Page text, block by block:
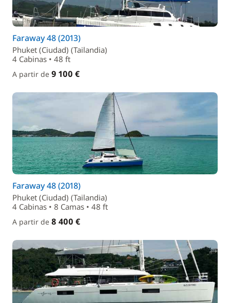
Faraway 48 (2013)
Phuket (Ciudad) (Tailandia)
4 Cabinas • 48 ft
A partir de 9 100 €
Faraway 48 (2018)
Phuket (Ciudad) (Tailandia)
4 Cabinas • 8 Camas • 48 ft
A partir de 8 400 €